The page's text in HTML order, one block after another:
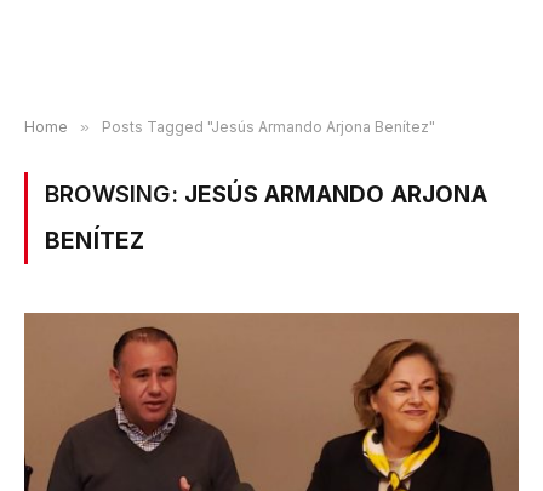
Home » Posts Tagged "Jesús Armando Arjona Benítez"
BROWSING: JESÚS ARMANDO ARJONA
BENÍTEZ